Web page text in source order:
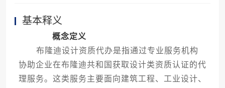
基本释义
概念定义
布隆迪设计资质代办是指通过专业服务机构
协助企业在布隆迪共和国获取设计类资质认证的代
理服务。这类服务主要面向建筑工程、工业设计、